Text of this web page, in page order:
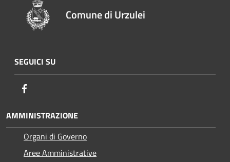
Comune di Urzulei
SEGUICI SU
AMMINISTRAZIONE
Organi di Governo
Aree Amministrative